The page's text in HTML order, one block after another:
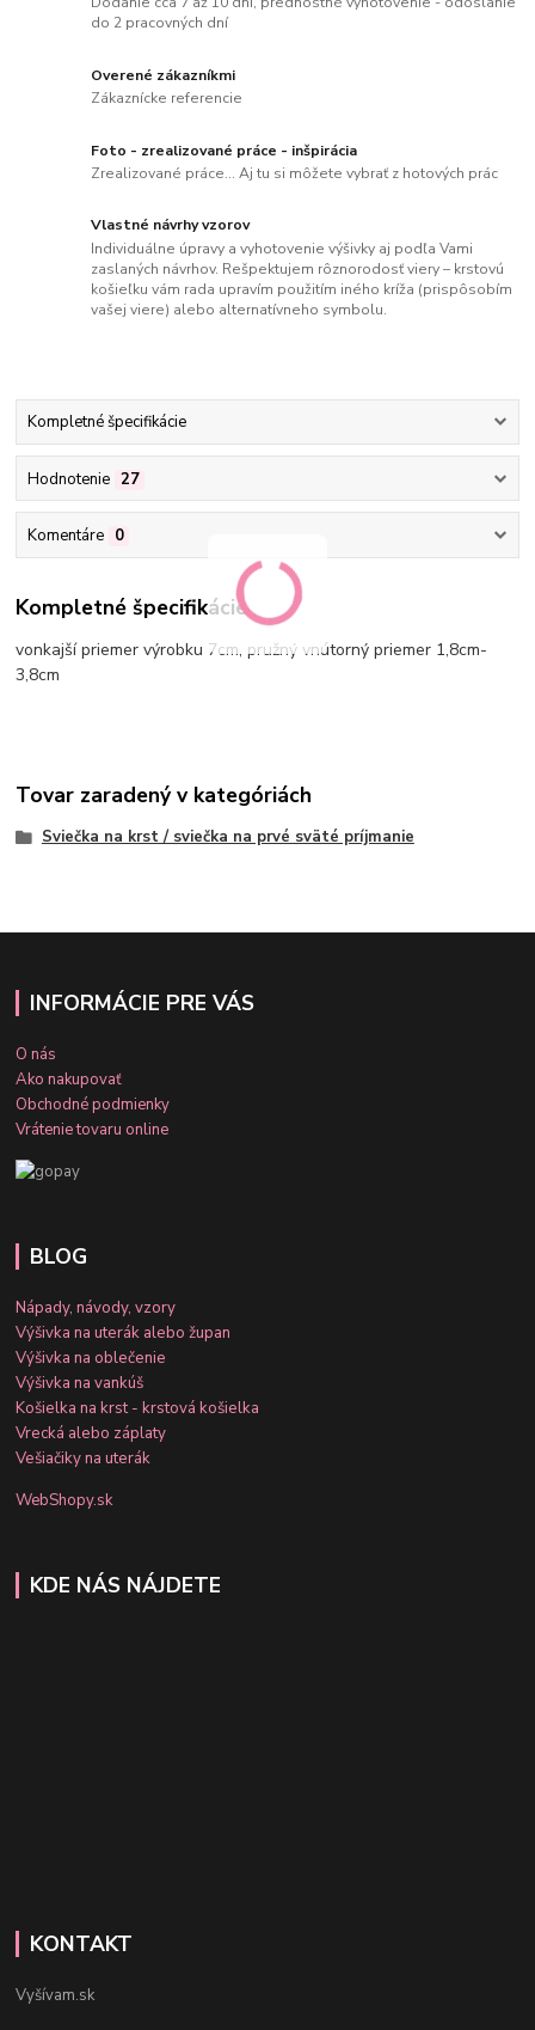
do 2 pracovných dní
Overené zákazníkmi
Zákaznícke referencie
Foto - zrealizované práce - inšpirácia
Zrealizované práce... Aj tu si môžete vybrať z hotových prác
Vlastné návrhy vzorov
Individuálne úpravy a vyhotovenie výšivky aj podľa Vami
zaslaných návrhov. Rešpektujem rôznorodosť viery – krstovú
košieľku vám rada upravím použitím iného kríža (prispôsobím
vašej viere) alebo alternatívneho symbolu.
Kompletné špecifikácie
Hodnotenie 27
Komentáre 0
Kompletné špecifikácie
vonkajší priemer výrobku 7cm, pružný vnútorný priemer 1,8cm-
3,8cm
Tovar zaradený v kategóriách
Sviečka na krst / sviečka na prvé sväté príjmanie
INFORMÁCIE PRE VÁS
O nás
Ako nakupovať
Obchodné podmienky
Vrátenie tovaru online
BLOG
Nápady, návody, vzory
Výšivka na uterák alebo župan
Výšivka na oblečenie
Výšivka na vankúš
Košielka na krst - krstová košielka
Vrecká alebo záplaty
Vešiačiky na uterák
WebShopy.sk
KDE NÁS NÁJDETE
KONTAKT
Vyšívam.sk